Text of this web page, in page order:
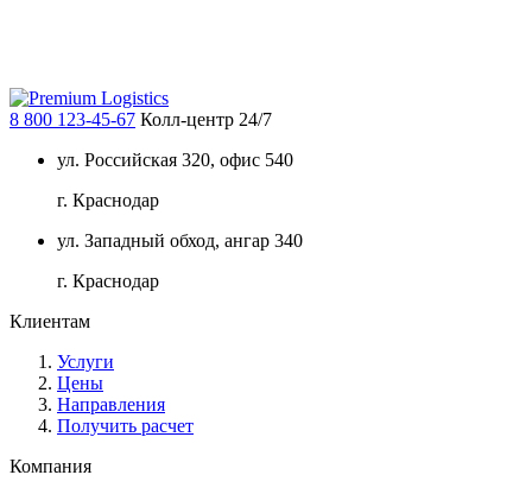
8 800 123-45-67 Колл-центр 24/7
ул. Российская 320, офис 540
г. Краснодар
ул. Западный обход, ангар 340
г. Краснодар
Клиентам
Услуги
Цены
Направления
Получить расчет
Компания